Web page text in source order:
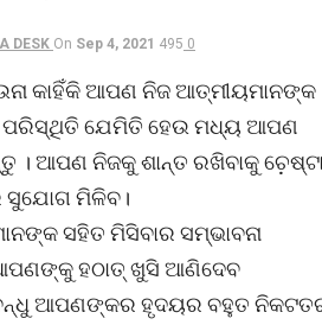
DESK On Sep 4, 2021 495 0
କାହିଁକି ଆପଣ ନିଜ ଆତ୍ମୀୟମାନଙ୍କ
ପରିସ୍ଥିତି ଯେମିତି ହେଉ ମଧ୍ୟ ଆପଣ
। ଆପଣ ନିଜକୁ ଶାନ୍ତ ରଖିବାକୁ
ସୁଯୋଗ ମିଳିବ।
ସହିତ ମିସିବାର ସମ୍ଭାବନା
ହଠାତ୍ ଖୁସି ଆଣିଦେବ
ଆପଣଙ୍କର ହୃଦୟର ବହୁତ